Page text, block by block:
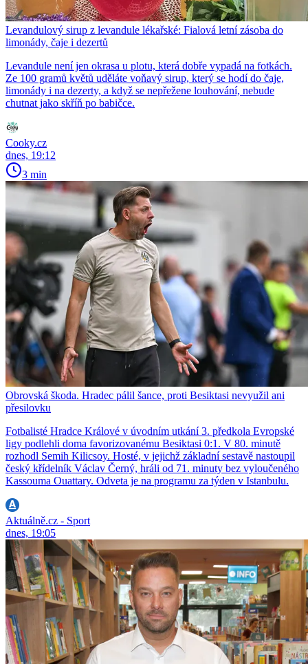
Levandulový sirup z levandule lékařské: Fialová letní zásoba do
limonády, čaje i dezertů
Levandule není jen okrasa u plotu, která dobře vypadá na fotkách.
Ze 100 gramů květů uděláte voňavý sirup, který se hodí do čaje,
limonády i na dezerty, a když se nepřežene louhování, nebude
chutnat jako skříň po babičce.
Cooky.cz
dnes, 19:12
3 min
Obrovská škoda. Hradec pálil šance, proti Besiktasi nevyužil ani
přesilovku
Fotbalisté Hradce Králové v úvodním utkání 3. předkola Evropské
ligy podlehli doma favorizovanému Besiktasi 0:1. V 80. minutě
rozhodl Semih Kilicsoy. Hosté, v jejichž základní sestavě nastoupil
český křídelník Václav Černý, hráli od 71. minuty bez vyloučeného
Kassouma Ouattary. Odveta je na programu za týden v Istanbulu.
Aktuálně.cz - Sport
dnes, 19:05